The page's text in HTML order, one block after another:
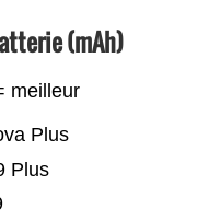
(mAh)
meilleur
Plus
Plus